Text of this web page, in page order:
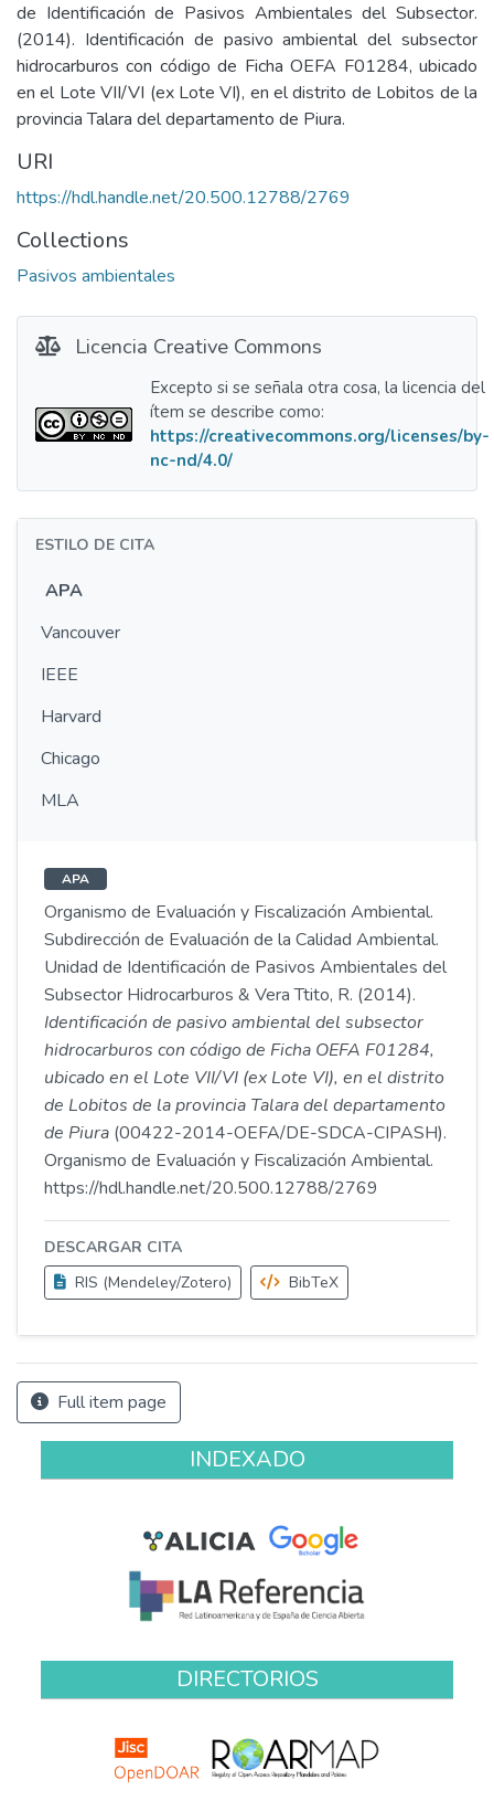
de Identificación de Pasivos Ambientales del Subsector.
(2014). Identificación de pasivo ambiental del subsector
hidrocarburos con código de Ficha OEFA F01284, ubicado
en el Lote VII/VI (ex Lote VI), en el distrito de Lobitos de la
provincia Talara del departamento de Piura.
URI
https://hdl.handle.net/20.500.12788/2769
Collections
Pasivos ambientales
Licencia Creative Commons
Excepto si se señala otra cosa, la licencia del
ítem se describe como:
https://creativecommons.org/licenses/by-
nc-nd/4.0/
ESTILO DE CITA
APA
Vancouver
IEEE
Harvard
Chicago
MLA
APA
Organismo de Evaluación y Fiscalización Ambiental.
Subdirección de Evaluación de la Calidad Ambiental.
Unidad de Identificación de Pasivos Ambientales del
Subsector Hidrocarburos & Vera Ttito, R. (2014).
Identificación de pasivo ambiental del subsector
hidrocarburos con código de Ficha OEFA F01284,
ubicado en el Lote VII/VI (ex Lote VI), en el distrito
de Lobitos de la provincia Talara del departamento
de Piura (00422-2014-OEFA/DE-SDCA-CIPASH).
Organismo de Evaluación y Fiscalización Ambiental.
https://hdl.handle.net/20.500.12788/2769
DESCARGAR CITA
RIS (Mendeley/Zotero)
BibTeX
Full item page
INDEXADO
DIRECTORIOS